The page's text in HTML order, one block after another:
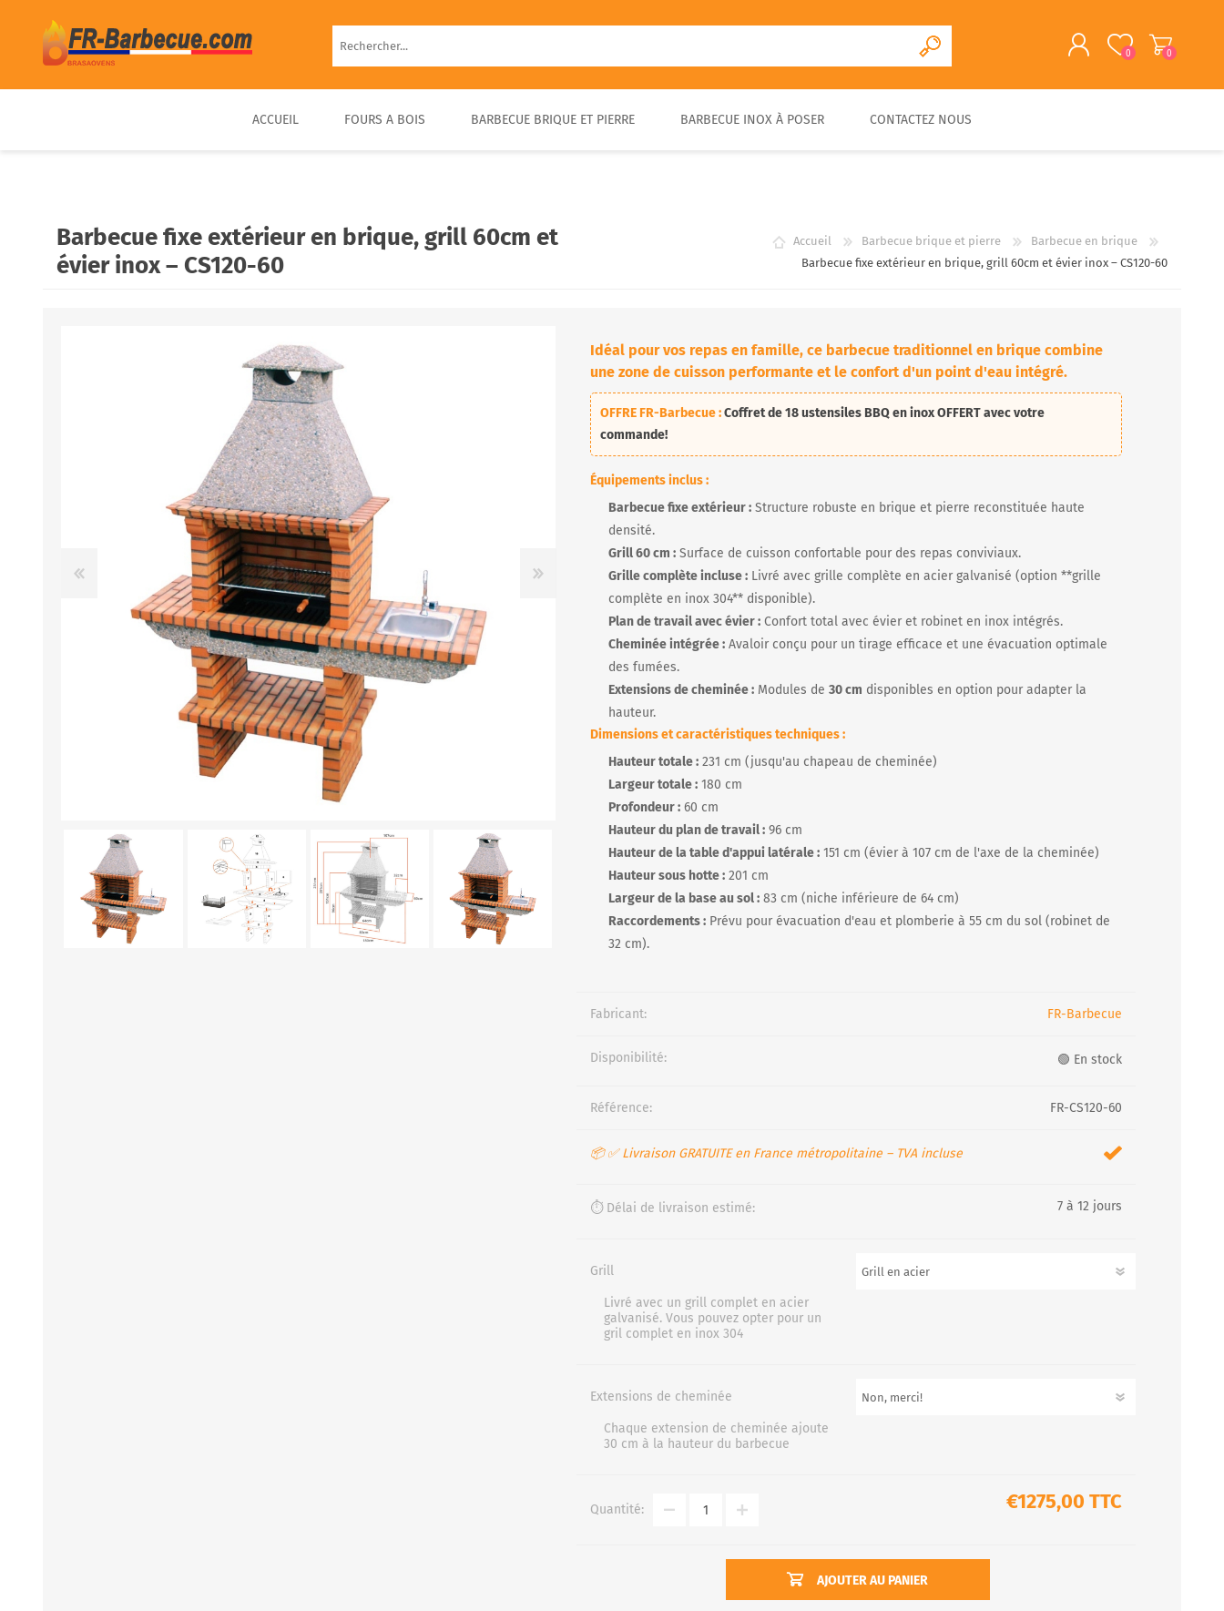
S'ENREGISTRER
0 0
ACCUEIL FOURS A BOIS
D’EXTÉRIEUR COMPACT &
PORTABLE
PRÊT À UTILISER
FOURS À PIZZA/PAIN AU
Four à pizza au gaz FUMUS
Four à pizza au gaz FUMUS
ACCESSOIRES POUR FOUR
À BOIS
BARBECUE BRIQUE ET PIERRE BARBECUE INOX À POSER CONTACTEZ NOUS
Accueil Barbecue brique et pierre
Barbecue en brique
Barbecue fixe extérieur en brique, grill 60cm et évier inox – CS120-60
Barbecue fixe extérieur en brique, grill 60cm et
évier inox – CS120-60
Idéal pour vos repas en famille, ce barbecue traditionnel en brique combine
une zone de cuisson performante et le confort d'un point d'eau intégré.
OFFRE FR-Barbecue :Coffret de18 ustensiles BBQ en inoxOFFERT avec votre
commande!
Équipements inclus :
Barbecue fixe extérieur : Structure robuste en brique et pierre reconstituée haute
densité.
Grill 60 cm : Surface de cuisson confortable pour des repas conviviaux.
Grille complète incluse : Livré avec grille complète en acier galvanisé (option **grille
complète en inox 304** disponible).
Plan de travail avec évier : Confort total avec évier et robinet en inox intégrés.
Cheminée intégrée : Avaloir conçu pour un tirage efficace et une évacuation optimale
des fumées.
Extensions de cheminée : Modules de30 cm disponibles en option pour adapter la
hauteur.
Dimensions et caractéristiques techniques :
Hauteur totale : 231 cm (jusqu'au chapeau de cheminée)
Largeur totale : 180 cm
Profondeur : 60 cm
Hauteur du plan de travail : 96 cm
Hauteur de la table d'appui latérale : 151 cm (évier à 107 cm de l'axe de la cheminée)
Hauteur sous hotte : 201 cm
Largeur de la base au sol : 83 cm (niche inférieure de 64 cm)
Raccordements : Prévu pour évacuation d'eau et plomberie à 55 cm du sol (robinet de
32 cm).
Fabricant: FR-Barbecue
Disponibilité: 🟢 En stock
Référence: FR-CS120-60
📦 ✅ Livraison GRATUITE en France métropolitaine – TVA incluse
⏱️ Délai de livraison estimé: 7 à 12 jours
Grill
Livré avec un grill complet en acier
galvanisé. Vous pouvez opter pour un
gril complet en inox 304
Extensions de cheminée
Chaque extension de cheminée ajoute
30 cm à la hauteur du barbecue
€1275,00 TTC
Quantité:
AJOUTER AU PANIER